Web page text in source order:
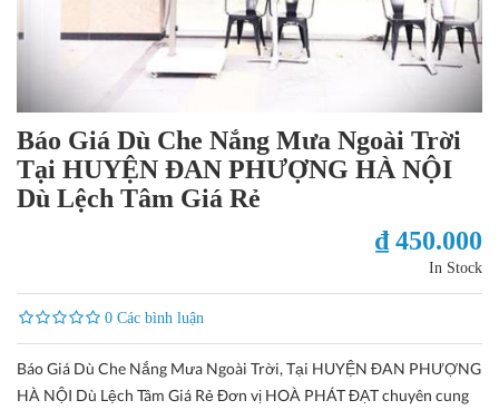
Báo Giá Dù Che Nắng Mưa Ngoài Trời
Tại HUYỆN ĐAN PHƯỢNG HÀ NỘI
Dù Lệch Tâm Giá Rẻ
₫ 450.000
In Stock
0 Các bình luận
Báo Giá Dù Che Nắng Mưa Ngoài Trời, Tại HUYỆN ĐAN PHƯỢNG
HÀ NỘI Dù Lệch Tâm Giá Rẻ Đơn vị HOÀ PHÁT ĐẠT chuyên cung